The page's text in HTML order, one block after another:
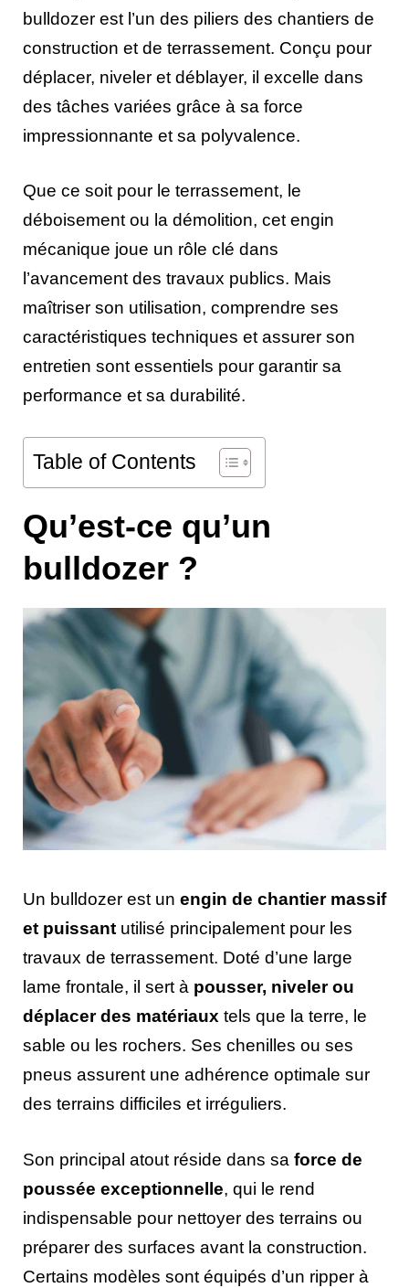
bulldozer est l’un des piliers des chantiers de
construction et de terrassement. Conçu pour
déplacer, niveler et déblayer, il excelle dans
des tâches variées grâce à sa force
impressionnante et sa polyvalence.
Que ce soit pour le terrassement, le
déboisement ou la démolition, cet engin
mécanique joue un rôle clé dans
l’avancement des travaux publics. Mais
maîtriser son utilisation, comprendre ses
caractéristiques techniques et assurer son
entretien sont essentiels pour garantir sa
performance et sa durabilité.
Table of Contents
Qu’est-ce qu’un
bulldozer ?
Un bulldozer est un engin de chantier massif
et puissant utilisé principalement pour les
travaux de terrassement. Doté d’une large
lame frontale, il sert à pousser, niveler ou
déplacer des matériaux tels que la terre, le
sable ou les rochers. Ses chenilles ou ses
pneus assurent une adhérence optimale sur
des terrains difficiles et irréguliers.
Son principal atout réside dans sa force de
poussée exceptionnelle, qui le rend
indispensable pour nettoyer des terrains ou
préparer des surfaces avant la construction.
Certains modèles sont équipés d’un ripper à